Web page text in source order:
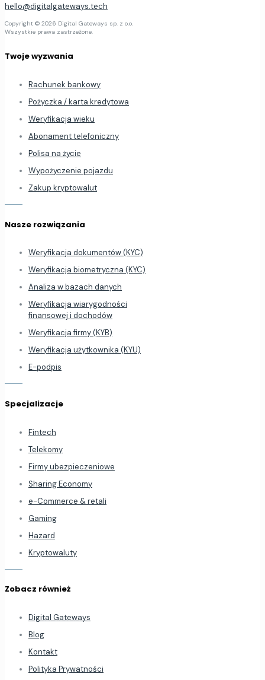
hello@digitalgateways.tech
Copyright © 2026 Digital Gateways sp. z o.o.
Wszystkie prawa zastrzeżone.
Twoje wyzwania
Rachunek bankowy
Pożyczka / karta kredytowa
Weryfikacja wieku
Abonament telefoniczny
Polisa na życie
Wypożyczenie pojazdu
Zakup kryptowalut
Nasze rozwiązania
Weryfikacja dokumentów (KYC)
Weryfikacja biometryczna (KYC)
Analiza w bazach danych
Weryfikacja wiarygodności
finansowej i dochodów
Weryfikacja firmy (KYB)
Weryfikacja użytkownika (KYU)
E-podpis
Specjalizacje
Fintech
Telekomy
Firmy ubezpieczeniowe
Sharing Economy
e-Commerce & retali
Gaming
Hazard
Kryptowaluty
Zobacz również
Digital Gateways
Blog
Kontakt
Polityka Prywatności